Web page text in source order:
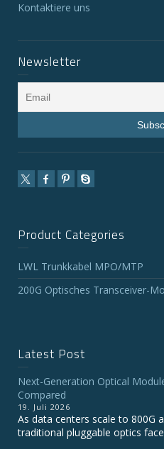
Kontaktiere uns
Newsletter
Product Categories
LWL Trunkkabel MPO/MTP
200G Optisches Transceiver-
Latest Post
Next-Generation Optical
Compared
19. Juli 2026
As data centers scale to 800G
traditional pluggable optics